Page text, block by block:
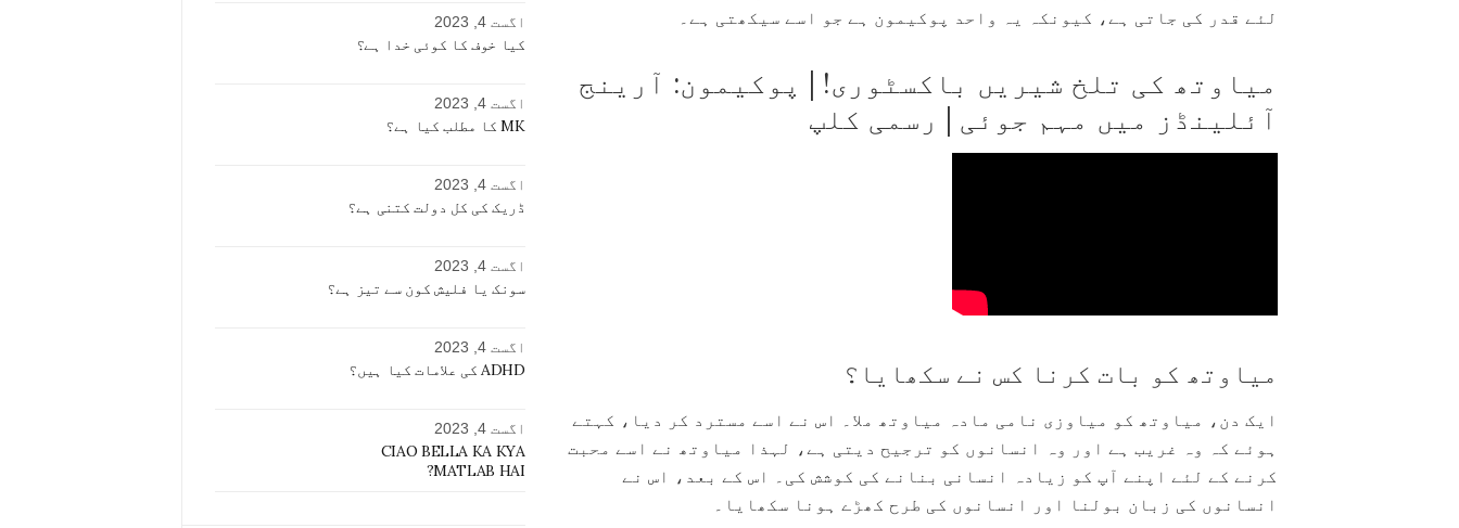
لئے قدر کی جاتی ہے، کیونکہ یہ واحد پوکیمون ہے جو اسے سیکھتی ہے۔
میاوتھ کی تلخ شیریں باکسٹوری! | پوکیمون: آرینج
آئلینڈز میں مہم جوئی | رسمی کلپ
میاوتھ کو بات کرنا کس نے سکھایا؟
ایک دن، میاوتھ کو میاوزی نامی مادہ میاوتھ ملا۔ اس نے اسے مسترد کر دیا، کہتے
ہوئے کہ وہ غریب ہے اور وہ انسانوں کو ترجیح دیتی ہے، لہذا میاوتھ نے اسے محبت
کرنے کے لئے اپنے آپ کو زیادہ انسانی بنانے کی کوشش کی۔ اس کے بعد، اس نے
انسانوں کی زبان بولنا اور انسانوں کی طرح کھڑے ہونا سکھایا۔
اگست 4, 2023
کیا خوف کا کوئی خدا ہے؟
اگست 4, 2023
MK کا مطلب کیا ہے؟
اگست 4, 2023
ڈریک کی کل دولت کتنی ہے؟
اگست 4, 2023
سونک یا فلیش کون سے تیز ہے؟
اگست 4, 2023
ADHD کی علامات کیا ہیں؟
اگست 4, 2023
CIAO BELLA KA KYA
MATLAB HAI?